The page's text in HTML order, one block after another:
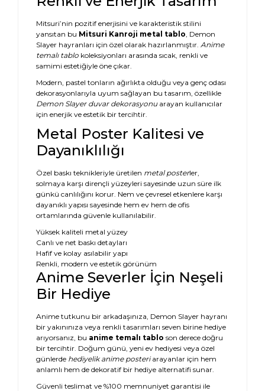
Mitsuri’nin pozitif enerjisini ve karakteristik stilini
yansıtan bu Mitsuri Kanroji metal tablo, Demon
Slayer hayranları için özel olarak hazırlanmıştır. Anime
temalı tablo koleksiyonları arasında sıcak, renkli ve
samimi estetiğiyle öne çıkar.
Modern, pastel tonların ağırlıkta olduğu veya genç odası
dekorasyonlarıyla uyum sağlayan bu tasarım, özellikle
Demon Slayer duvar dekorasyonuarayan kullanıcılar
için enerjik ve estetik bir tercihtir.
Metal Poster Kalitesi ve
Dayanıklılığı
Özel baskı teknikleriyle üretilen metal posterler,
solmaya karşı dirençli yüzeyleri sayesinde uzun süre ilk
günkü canlılığını korur. Nem ve çevresel etkenlere karşı
dayanıklı yapısı sayesinde hem ev hem de ofis
ortamlarında güvenle kullanılabilir.
Yüksek kaliteli metal yüzey
Canlı ve net baskı detayları
Hafif ve kolay asılabilir yapı
Renkli, modern ve estetik görünüm
Anime Severler İçin Neşeli
Bir Hediye
Anime tutkunu bir arkadaşınıza, Demon Slayer hayranı
bir yakınınıza veya renkli tasarımları seven birine hediye
arıyorsanız, bu anime temalı tablo son derece doğru
bir tercihtir. Doğum günü, yeni ev hediyesi veya özel
günlerde hediyelik anime posteriarayanlar için hem
anlamlı hem de dekoratif bir hediye alternatifi sunar.
Güvenli teslimat ve %100 memnuniyet garantisi ile